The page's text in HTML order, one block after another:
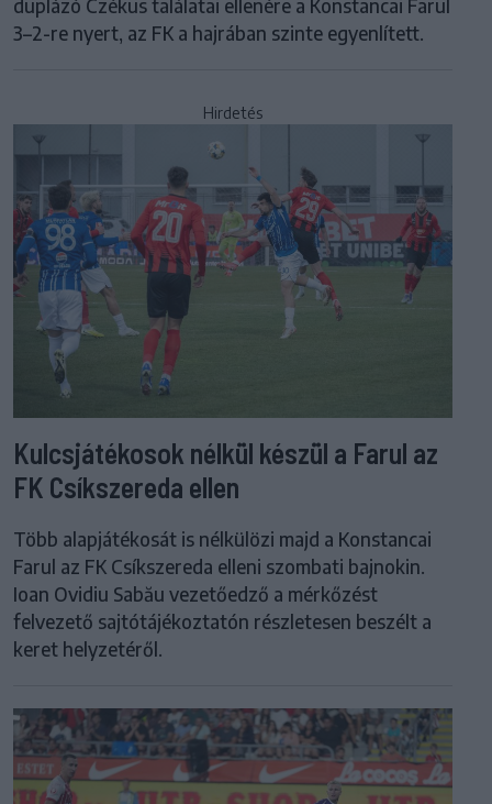
duplázó Czékus találatai ellenére a Konstancai Farul
3–2-re nyert, az FK a hajrában szinte egyenlített.
Hirdetés
Kulcsjátékosok nélkül készül a Farul az
FK Csíkszereda ellen
Több alapjátékosát is nélkülözi majd a Konstancai
Farul az FK Csíkszereda elleni szombati bajnokin.
Ioan Ovidiu Sabău vezetőedző a mérkőzést
felvezető sajtótájékoztatón részletesen beszélt a
keret helyzetéről.